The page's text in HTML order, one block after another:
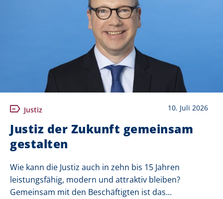
Justiz 10. Juli 2026
Justiz der Zukunft gemeinsam
gestalten
Wie kann die Justiz auch in zehn bis 15 Jahren
leistungsfähig, modern und attraktiv bleiben?
Gemeinsam mit den Beschäftigten ist das...